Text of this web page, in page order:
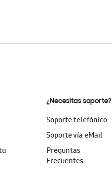
¿Necesitas soporte?
Soporte telefónico
Soporte vía eMail
Preguntas
Frecuentes